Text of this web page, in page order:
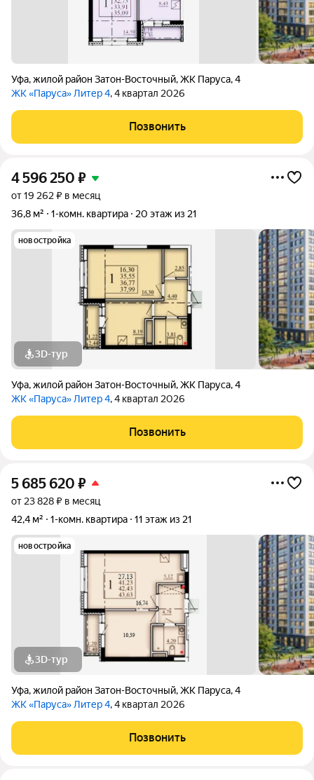
Уфа,жилой район Затон-Восточный,ЖК Паруса,4
ЖК «Паруса» Литер 4, 4 квартал 2026
Позвонить
4 596 250 ₽
от 19 262 ₽ в месяц
36,8 м²
1-комн. квартира 20 этаж из 21
новостройка
3D-тур
Уфа,жилой район Затон-Восточный,ЖК Паруса,4
ЖК «Паруса» Литер 4, 4 квартал 2026
Позвонить
5 685 620 ₽
от 23 828 ₽ в месяц
42,4 м²
1-комн. квартира 11 этаж из 21
новостройка
3D-тур
Уфа,жилой район Затон-Восточный,ЖК Паруса,4
ЖК «Паруса» Литер 4, 4 квартал 2026
Позвонить